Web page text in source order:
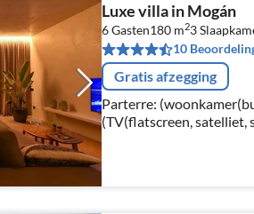
Luxe villa in Mogán
6 Gasten180 m23
10
Gratis afzegging
Parterre:
(TV(flatscreen, satelliet,
airconditioning), open